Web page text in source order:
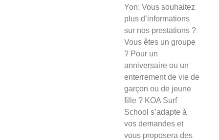
Yon: Vous souhaitez
plus d’informations
sur nos prestations ?
Vous êtes un groupe
? Pour un
anniversaire ou un
enterrement de vie de
garçon ou de jeune
fille ? KOA Surf
School s’adapte à
vos demandes et
vous proposera des